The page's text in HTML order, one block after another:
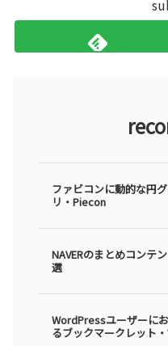
ファビコンに動的な円
リ・Piecon
NAVERのまとめコンテ
選
WordPressユーザーに
るブックマークレット